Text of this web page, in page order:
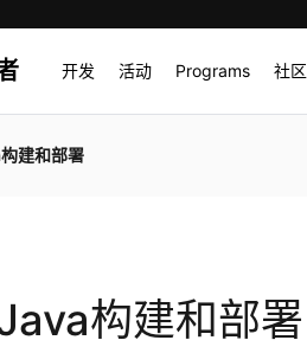
开发 活动 Programs 社区
建和部署
构建和部署